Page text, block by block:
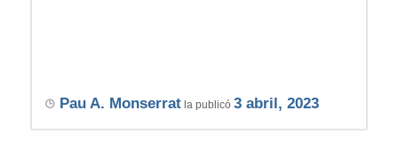
Pau A. Monserratla publicó 3 abril, 2023